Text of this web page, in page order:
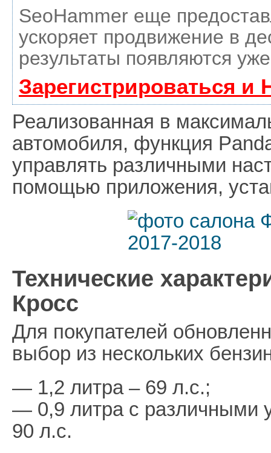
SeoHammer еще
ускоряет продвижение в
результаты появляются
Зарегистрироваться и
Реализованная в
автомобиля, функция
управлять различными
помощью приложения,
Технические
Кросс
Для покупателей
выбор из нескольких
— 1,2 литра – 69 л.с.;
— 0,9 литра с различными
90 л.с.